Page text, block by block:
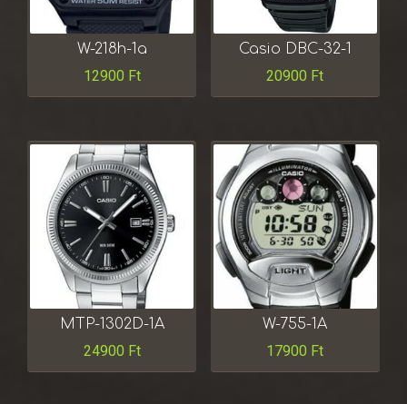
W-218h-1a
12900 Ft
Casio DBC-32-1
20900 Ft
MTP-1302D-1A
24900 Ft
W-755-1A
17900 Ft